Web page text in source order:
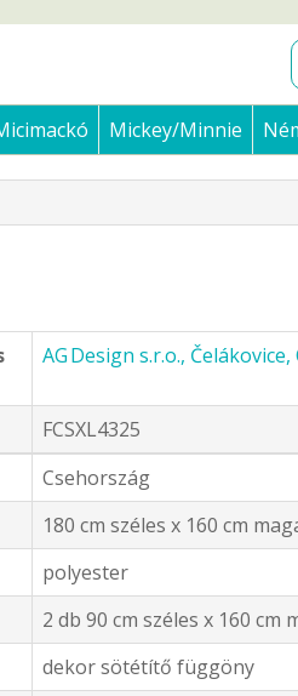
Mickey/Minnie
AG Design s.r.o.,
FCSXL4325
Csehország
180 cm széles x 160 cm
polyester
2 db 90 cm széles x 160 cm
dekor sötétítő függöny